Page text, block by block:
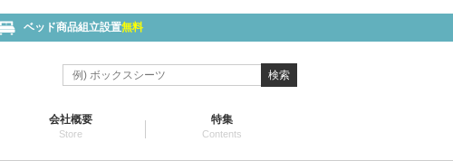
ベッド商品組立設置無料
検索
会社概要
Store
特集
Contents